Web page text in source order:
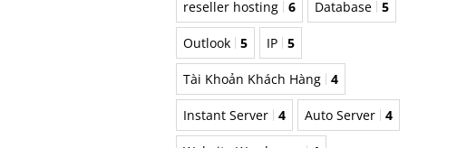
reseller hosting 6 Database 5
Outlook 5 IP 5
Tài Khoản Khách Hàng 4
Instant Server 4 Auto Server 4